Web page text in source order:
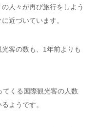
人々が再び旅行をしよう
近づいています。
客の数も、1年前よりも
くる国際観光客の人数
ようです。